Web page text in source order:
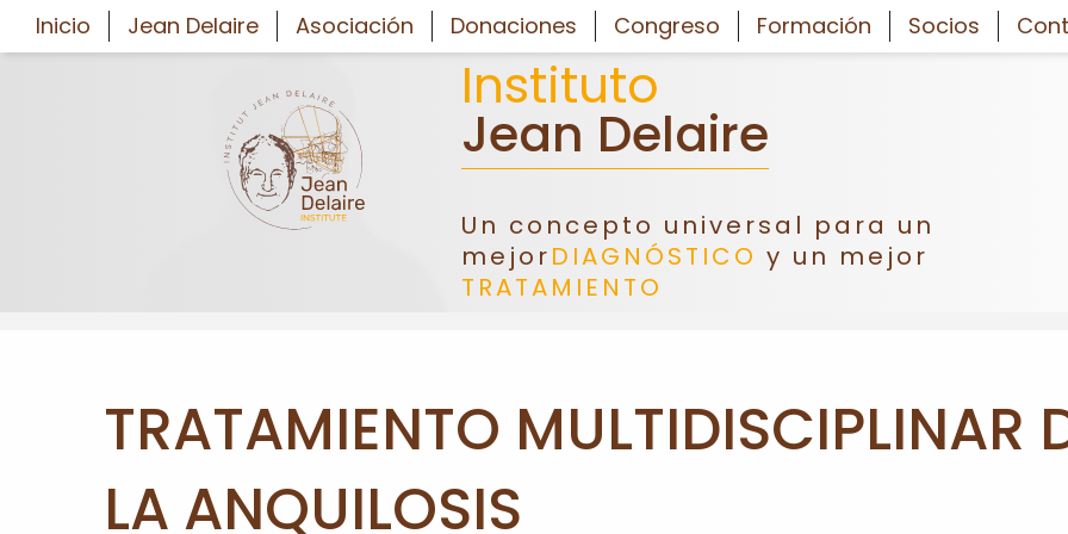
Inicio Jean Delaire Asociación Donaciones Congreso Formación Socios
Instituto
Jean Delaire
Un concepto universal para un
mejorDIAGNÓSTICO y un mejor
TRATAMIENTO
TRATAMIENTO MULTIDISCIPLINAR
LA ANQUILOSIS